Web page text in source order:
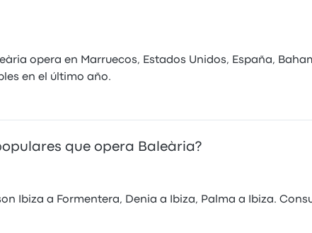
opera en Marruecos, Estados Unidos, España,
en el último año.
que opera Baleària?
Ibiza a Formentera, Denia a Ibiza, Palma a Ibiza.